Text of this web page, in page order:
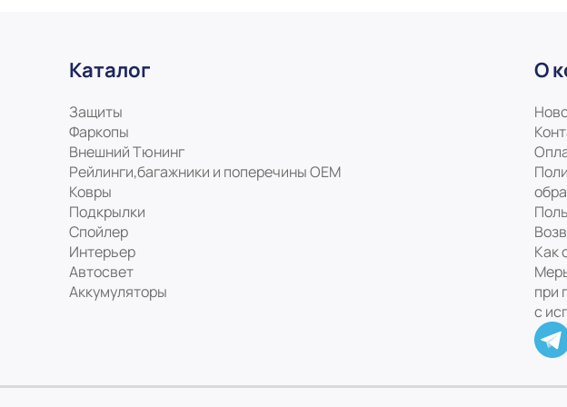
Каталог
Защиты
Фаркопы
Внешний Тюнинг
Рейлинги,багажники и поперечины ОЕМ
Ковры
Подкрылки
Спойлер
Интерьер
Автосвет
Аккумуляторы
О
Как
при
с